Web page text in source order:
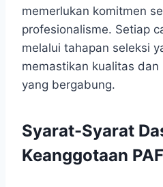
memerlukan komitmen
profesionalisme. Setiap
melalui tahapan seleksi
memastikan kualitas
yang bergabung.
Syarat-Syarat
Keanggotaan